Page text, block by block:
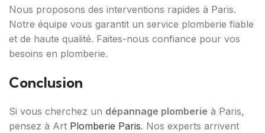
Nous proposons des interventions rapides à Paris.
Notre équipe vous garantit un service plomberie fiable
et de haute qualité. Faites-nous confiance pour vos
besoins en plomberie.
Conclusion
Si vous cherchez un dépannage plomberie à Paris,
pensez à Art Plomberie Paris. Nos experts arrivent